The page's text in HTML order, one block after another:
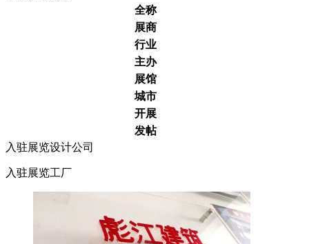
全称
展商
行业
主办
展馆
城市
开展
发帖
入驻展览设计公司
入驻展览工厂